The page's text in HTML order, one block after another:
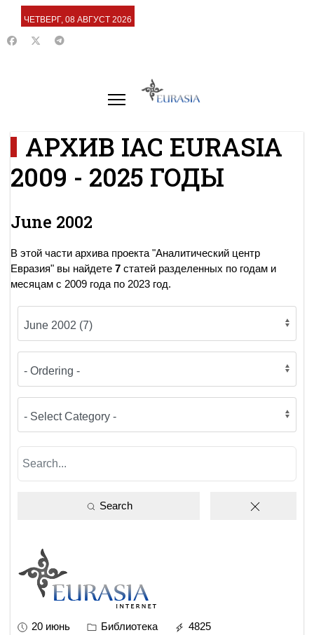
ЧЕТВЕРГ, 08 АВГУСТ 2026
АРХИВ IAC EURASIA
2009 - 2025 ГОДЫ
June 2002
В этой части архива проекта "Аналитический центр
Евразия" вы найдете 7 статей разделенных по годам и
месяцам с 2009 года по 2023 год.
Search
20 июнь Библиотека
4825